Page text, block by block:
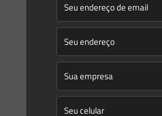
DECRETO No 9.395, DE 30 DE MAIO DE
prazo de inscrição ao Cadastro
Prev page